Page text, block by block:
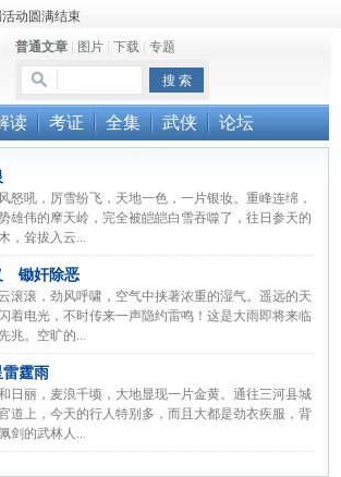
活动圆满结束
》修订版已上市
知见录》上市
普通文章| 图片| 下载| 专题
读 考证 全集 武侠 论坛
怒吼，厉雪纷飞，天地一色，一片银妆。重峰连绵，
雄伟的摩天岭，完全被皑皑白雪吞噬了，往日参天的
，耸拔入云...
锄奸除恶
滚滚，劲风呼啸，空气中挟著浓重的湿气。遥远的天
着电光，不时传来一声隐约雷鸣！这是大雨即将来临
兆。空旷的...
霆雨
日丽，麦浪千顷，大地显现一片金黄。通往三河县城
道上，今天的行人特别多，而且大都是劲衣疾服，背
剑的武林人...